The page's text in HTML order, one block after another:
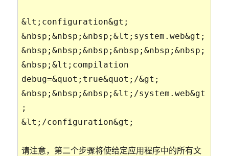
&lt;configuration&gt;
&nbsp;&nbsp;&nbsp;&lt;system.web&gt;
&nbsp;&nbsp;&nbsp;&nbsp;&nbsp;&nbsp;
&nbsp;&lt;compilation
debug=&quot;true&quot;/&gt;
&nbsp;&nbsp;&nbsp;&lt;/system.web&gt
;
&lt;/configuration&gt;
请注意，第二个步骤将使给定应用程序中的所有文